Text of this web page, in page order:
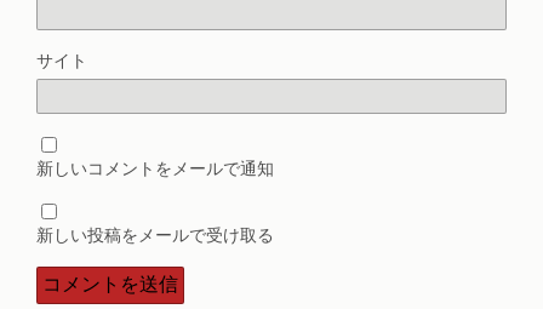
サイト
新しいコメントをメールで通知
新しい投稿をメールで受け取る